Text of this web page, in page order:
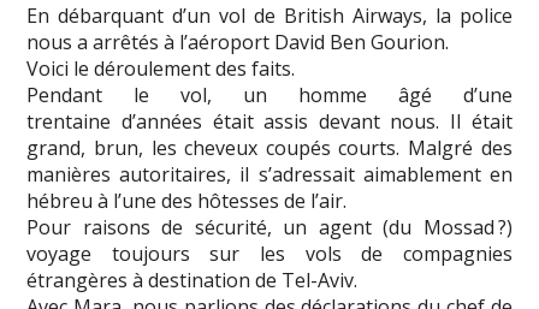
En débarquant d’un vol de British Airways, la police
nous a arrêtés à l’aéroport David Ben Gourion.
Voici le déroulement des faits.
Pendant le vol, un homme âgé d’une
trentaine d’années était assis devant nous. Il était
grand, brun, les cheveux coupés courts. Malgré des
manières autoritaires, il s’adressait aimablement en
hébreu à l’une des hôtesses de l’air.
Pour raisons de sécurité, un agent (du Mossad ?)
voyage toujours sur les vols de compagnies
étrangères à destination de Tel-Aviv.